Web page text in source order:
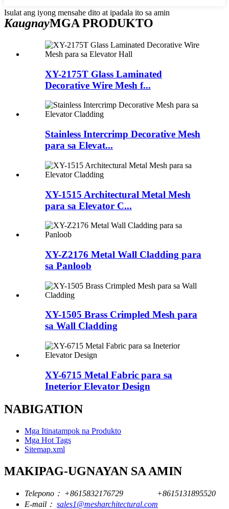
Isulat ang iyong mensahe dito at ipadala ito sa amin
KaugnayMGA PRODUKTO
XY-2175T Glass Laminated
Decorative Wire Mesh f...
Stainless Intercrimp Decorative Mesh
para sa Elevat...
XY-1515 Architectural Metal Mesh
para sa Elevator C...
XY-Z2176 Metal Wall Cladding para
sa Panloob
XY-1505 Brass Crimpled Mesh para
sa Wall Cladding
XY-6715 Metal Fabric para sa
Ineterior Elevator Design
NABIGATION
Mga Itinatampok na Produkto
Mga Hot Tags
Sitemap.xml
MAKIPAG-UGNAYAN SA AMIN
Telepono： +8615832176729
+8615131895520
E-mail： sales1@mesharchitectural.com